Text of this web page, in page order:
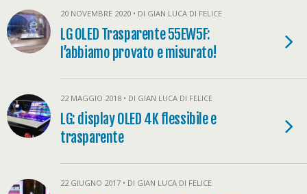
20 NOVEMBRE 2020 • DI GIAN LUCA DI FELICE
LG OLED Trasparente 55EW5F:
l’abbiamo provato e misurato!
22 MAGGIO 2018 • DI GIAN LUCA DI FELICE
LG: display OLED 4K flessibile e
trasparente
22 GIUGNO 2017 • DI GIAN LUCA DI FELICE